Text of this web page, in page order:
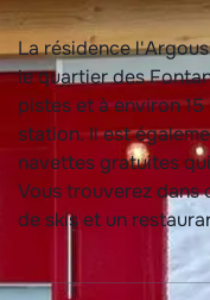
La résidence
le quartier des
pistes et à environ
station. Il est
navettes gratuites
Vous trouverez dans
de skis et un